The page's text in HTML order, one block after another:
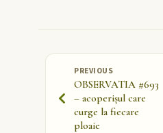
PREVIOUS
OBSERVATIA #693
– acoperișul care
curge la fiecare
ploaie